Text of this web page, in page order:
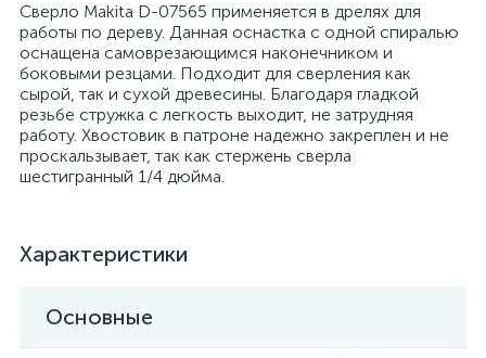
Сверло Makita D-07565 применяется в дрелях для
работы по дереву. Данная оснастка с одной спиралью
оснащена самоврезающимся наконечником и
боковыми резцами. Подходит для сверления как
сырой, так и сухой древесины. Благодаря гладкой
резьбе стружка с легкость выходит, не затрудняя
работу. Хвостовик в патроне надежно закреплен и не
проскальзывает, так как стержень сверла
шестигранный 1/4 дюйма.
Характеристики
Основные